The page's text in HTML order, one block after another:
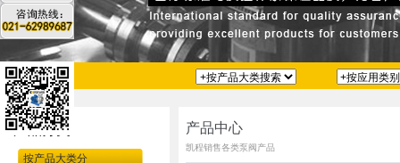
产品分类
按产品大类分
产品中心
凯程销售各类泵阀产品